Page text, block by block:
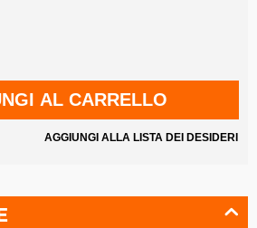
AL CARRELLO
AGGIUNGI ALLA LISTA DEI DESIDERI